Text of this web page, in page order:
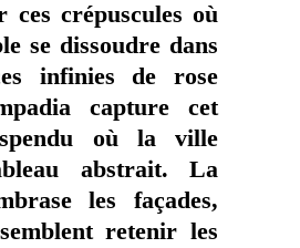
ces crépuscules où
se dissoudre dans
infinies de rose
capture cet
où la ville
abstrait. La
les façades,
retenir les